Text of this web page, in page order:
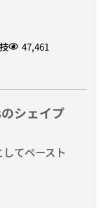
47,461
シェイプ
てペースト